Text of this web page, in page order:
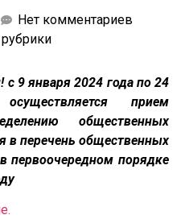
Нет комментариев
9 января 2024 года по 24
прием
общественных
в перечень общественных
первоочередном порядке